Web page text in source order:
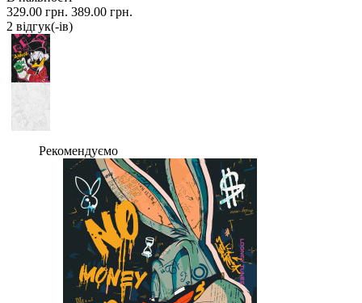
329.00 грн. 389.00 грн.
2 вiдгук(-iв)
Рекомендуємо